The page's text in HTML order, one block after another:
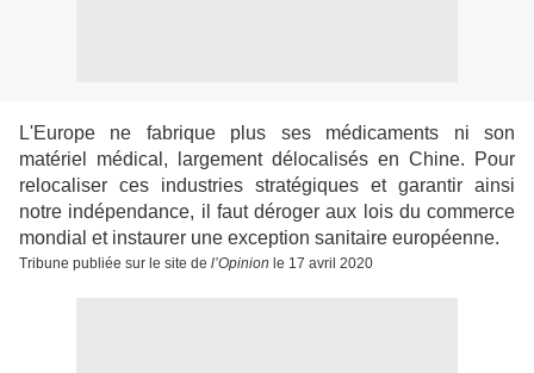
L'Europe ne fabrique plus ses médicaments ni son
matériel médical, largement délocalisés en Chine. Pour
relocaliser ces industries stratégiques et garantir ainsi
notre indépendance, il faut déroger aux lois du commerce
mondial et instaurer une exception sanitaire européenne.
Tribune publiée sur le site de l’Opinion le 17 avril 2020